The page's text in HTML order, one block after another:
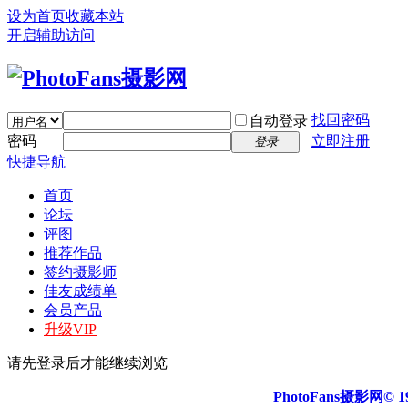
设为首页收藏本站
开启辅助访问
自动登录 找回密码
密码
登录
立即注册
快捷导航
首页
论坛
评图
推荐作品
签约摄影师
佳友成绩单
会员产品
升级VIP
请先登录后才能继续浏览
PhotoFans摄影网©